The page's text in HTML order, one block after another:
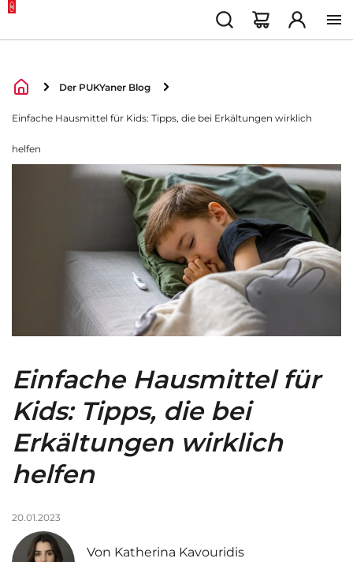
SucheWarenkorb
Konto
Produkte
Fahrzeuge
Ersatzteile
Service
Garantie
Downloadbereich
Pressebereich
Über uns
Über PUKY
Qualitätsversprechen
Der PUKYaner Blog
Einfache Hausmittel für Kids: Tipps, die bei Erkältungen wirklich
helfen
Einfache Hausmittel für
Kids: Tipps, die bei
Erkältungen wirklich
helfen
20.01.2023
Von Katherina Kavouridis